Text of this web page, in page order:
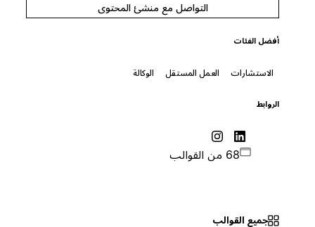
التواصل مع منشئ المحتوى
أفضل الفئات
الاستشارات العمل المستقل الوكالة
جميع القوالب